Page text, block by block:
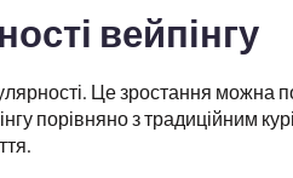
вейпінгу
Це зростання
порівняно з традиційним